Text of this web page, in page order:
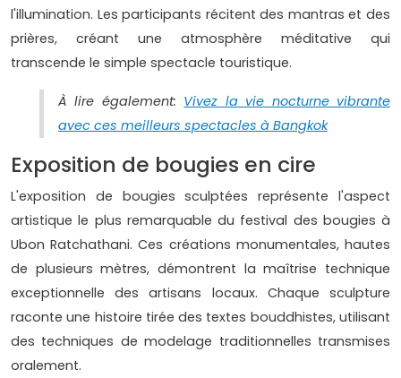
l'illumination. Les participants récitent des mantras et des
prières, créant une atmosphère méditative qui
transcende le simple spectacle touristique.
À lire également: Vivez la vie nocturne vibrante
avec ces meilleurs spectacles à Bangkok
Exposition de bougies en cire
L'exposition de bougies sculptées représente l'aspect
artistique le plus remarquable du festival des bougies à
Ubon Ratchathani. Ces créations monumentales, hautes
de plusieurs mètres, démontrent la maîtrise technique
exceptionnelle des artisans locaux. Chaque sculpture
raconte une histoire tirée des textes bouddhistes, utilisant
des techniques de modelage traditionnelles transmises
oralement.